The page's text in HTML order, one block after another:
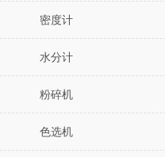
密度计
水分计
粉碎机
色选机